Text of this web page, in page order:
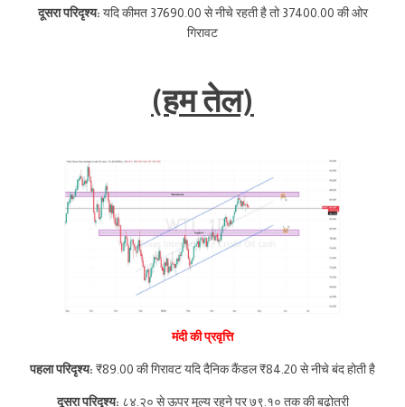
दूसरा परिदृश्य: यदि कीमत 37690.00 से नीचे रहती है तो 37400.00 की ओर
गिरावट
(हम तेल)
मंदी की प्रवृत्ति
पहला परिदृश्य: ₹89.00 की गिरावट यदि दैनिक कैंडल ₹84.20 से नीचे बंद होती है
दूसरा परिदृश्य: ८४.२० से ऊपर मूल्य रहने पर ७९.१० तक की बढ़ोतरी